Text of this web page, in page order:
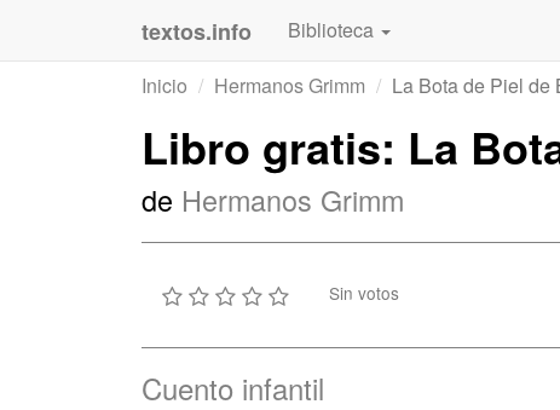
textos.info Biblioteca
Inicio
Hermanos Grimm La Bota de Piel de
Libro gratis: La
de Hermanos Grimm
Sin votos
Cuento infantil